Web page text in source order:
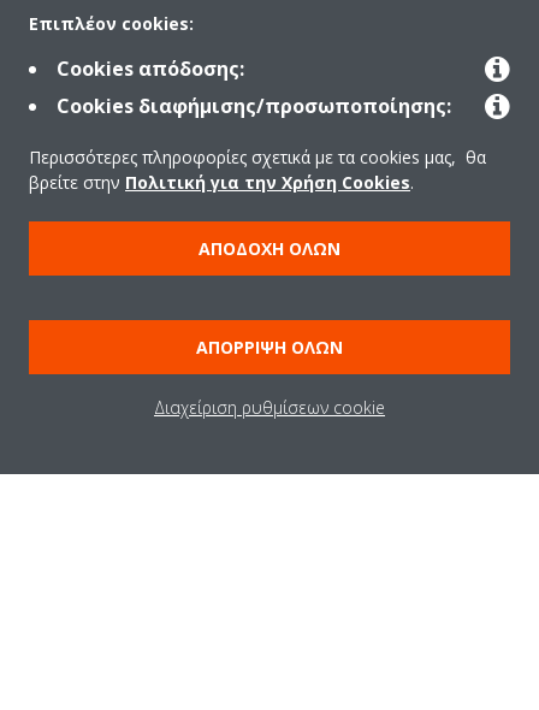
Ποιοι είμαστε
Επικοινωνία
Products
Επιπλέον cookies:
Cookies απόδοσης:
Cookies διαφήμισης/προσωποποίησης:
Περισσότερες πληροφορίες σχετικά με τα cookies μας, θα
βρείτε στην Πολιτική για την Χρήση Cookies.
ΑΠΟΔΟΧΉ ΌΛΩΝ
ΑΠΌΡΡΙΨΗ ΌΛΩΝ
Διαχείριση ρυθμίσεων cookie